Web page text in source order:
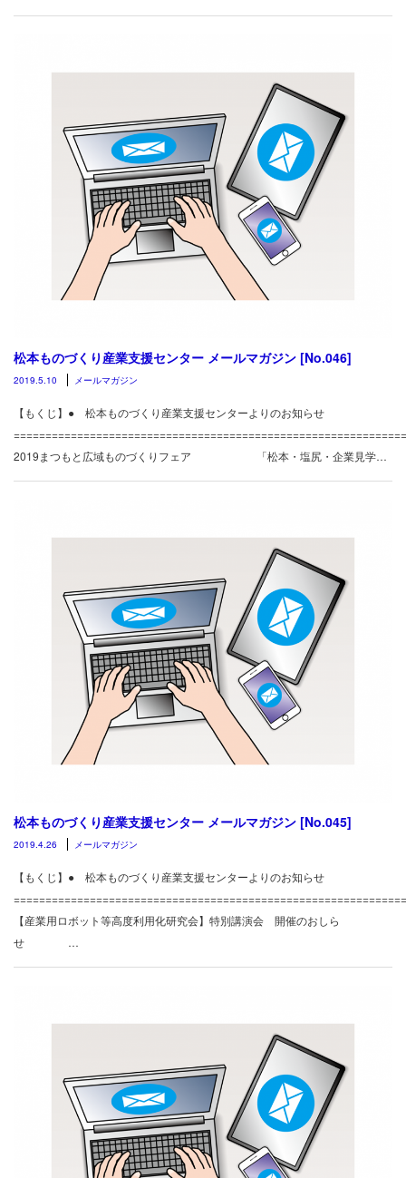
松本ものづくり産業支援センター メールマガジン [No.046]
2019.5.10 メールマガジン
【もくじ】● 松本ものづくり産業支援センターよりのお知らせ
2019まつもと広域ものづくりフェア 「松本・塩尻・企業見学…
松本ものづくり産業支援センター メールマガジン [No.045]
2019.4.26 メールマガジン
【もくじ】● 松本ものづくり産業支援センターよりのお知らせ
【産業用ロボット等高度利用化研究会】特別講演会 開催のおしら
せ …